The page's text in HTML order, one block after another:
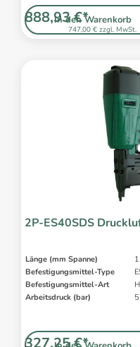
In den Warenkorb
747,00 € zzgl. MwSt.
888,93 €*
2P-ES40SDS
Länge (mm Spanne)
Befestigungsmittel-Type
Befestigungsmittel-Art
Arbeitsdruck (bar)
327,25 €*